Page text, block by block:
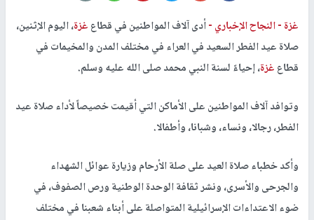
غزة -النجاح الإخباري -أدى آلاف المواطنين في قطاعغزة، اليوم الإثنين،
صلاة عيد الفطر السعيد في العراء في مختلف المدن والمخيمات في
قطاعغزة، إحياءً لسنة النبي محمد صلى الله عليه وسلم.
وتوافد آلاف المواطنين على الأماكن التي أقيمت خصيصاً لأداء صلاة عيد
الفطر، رجالا، ونساء، وشبانا، وأطفالا.
وأكد خطباء صلاة العيد على صلة الأرحام وزيارة عوائل الشهداء
والجرحى والأسرى، ونشر ثقافة الوحدة الوطنية ورص الصفوف، في
ضوء الاعتداءات الإسرائيلية المتواصلة على أبناء شعبنا في مختلف